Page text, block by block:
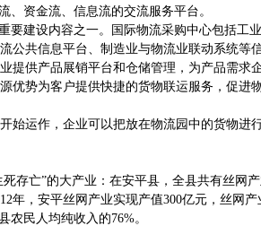
、资金流、信息流的交流服务平台。
要建设内容之一。国际物流采购中心包括工
公共信息平台、制造业与物流业联动系统等
提供产品展销平台和仓储管理，为产品需求
优势为客户提供快捷的货物联运服务，促进
始运作，企业可以把放在物流园中的货物进
存亡”的大产业：在安平县，全县共有丝网
年，安平丝网产业实现产值300亿元，丝网产
民人均纯收入的76%。